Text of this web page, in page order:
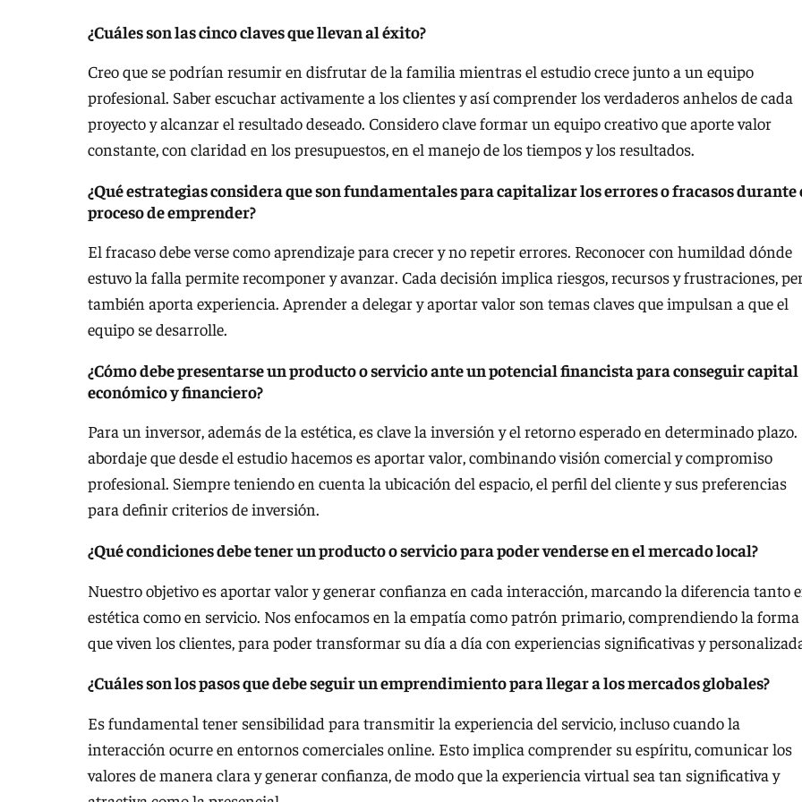
¿Cuáles son las cinco claves que llevan al éxito?
Creo que se podrían resumir en disfrutar de la familia mientras el estudio crece junto a un equipo
profesional. Saber escuchar activamente a los clientes y así comprender los verdaderos anhelos de cada
proyecto y alcanzar el resultado deseado. Considero clave formar un equipo creativo que aporte valor
constante, con claridad en los presupuestos, en el manejo de los tiempos y los resultados.
¿Qué estrategias considera que son fundamentales para capitalizar los errores o fracasos durante
proceso de emprender?
El fracaso debe verse como aprendizaje para crecer y no repetir errores. Reconocer con humildad dónde
estuvo la falla permite recomponer y avanzar. Cada decisión implica riesgos, recursos y frustraciones,
también aporta experiencia. Aprender a delegar y aportar valor son temas claves que impulsan a que el
equipo se desarrolle.
¿Cómo debe presentarse un producto o servicio ante un potencial financista para conseguir capital
económico y financiero?
Para un inversor, además de la estética, es clave la inversión y el retorno esperado en determinado plazo.
abordaje que desde el estudio hacemos es aportar valor, combinando visión comercial y compromiso
profesional. Siempre teniendo en cuenta la ubicación del espacio, el perfil del cliente y sus preferencias
para definir criterios de inversión.
¿Qué condiciones debe tener un producto o servicio para poder venderse en el mercado local?
Nuestro objetivo es aportar valor y generar confianza en cada interacción, marcando la diferencia tanto
estética como en servicio. Nos enfocamos en la empatía como patrón primario, comprendiendo la forma
que viven los clientes, para poder transformar su día a día con experiencias significativas y
¿Cuáles son los pasos que debe seguir un emprendimiento para llegar a los mercados globales?
Es fundamental tener sensibilidad para transmitir la experiencia del servicio, incluso cuando la
interacción ocurre en entornos comerciales online. Esto implica comprender su espíritu, comunicar los
valores de manera clara y generar confianza, de modo que la experiencia virtual sea tan significativa y